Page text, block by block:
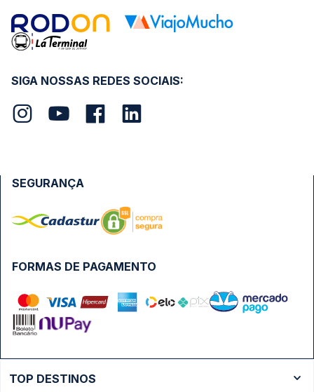
SIGA NOSSAS REDES SOCIAIS:
FORMAS DE PAGAMENTO
SEGURANÇA
TOP DESTINOS